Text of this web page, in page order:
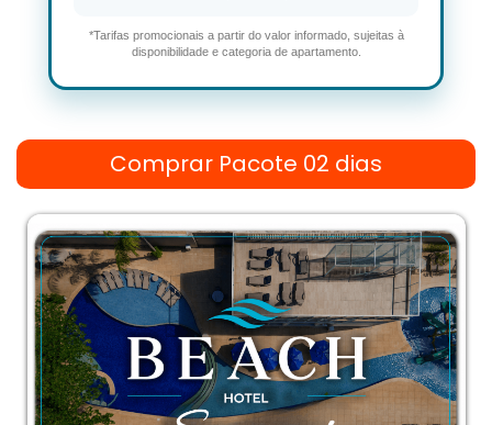
*Tarifas promocionais a partir do valor informado, sujeitas à
disponibilidade e categoria de apartamento.
Comprar Pacote 02 dias